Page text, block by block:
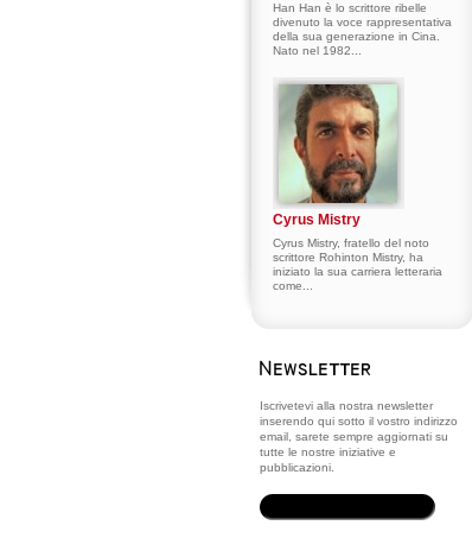
Han Han è lo scrittore ribelle
divenuto la voce rappresentativa
della sua generazione in Cina.
Nato nel 1982...
Cyrus Mistry
Cyrus Mistry, fratello del noto
scrittore Rohinton Mistry, ha
iniziato la sua carriera letteraria
come...
Iscrivetevi alla nostra newsletter
inserendo qui sotto il vostro indirizzo
email, sarete sempre aggiornati su
tutte le nostre iniziative e
pubblicazioni.